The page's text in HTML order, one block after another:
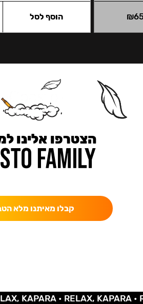
₪ הוסף לסל
הצטרפו אלינו
קבלו מאיתנו מלא
KAPARA •RELAX, KAPARA •